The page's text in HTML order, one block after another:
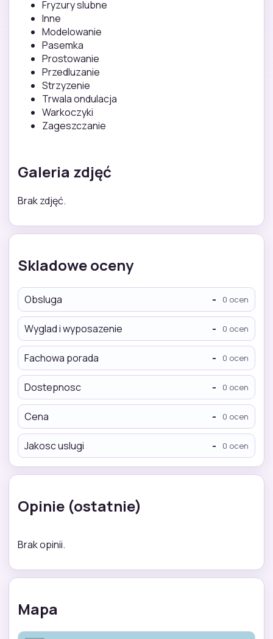
Fryzury slubne
Inne
Modelowanie
Pasemka
Prostowanie
Przedluzanie
Strzyzenie
Trwala ondulacja
Warkoczyki
Zageszczanie
Galeria zdjęć
Brak zdjęć.
Skladowe oceny
Obsluga - 0 ocen
Wyglad i wyposazenie - 0 ocen
Fachowa porada - 0 ocen
Dostepnosc - 0 ocen
Cena - 0 ocen
Jakosc uslugi - 0 ocen
Opinie (ostatnie)
Brak opinii.
Mapa